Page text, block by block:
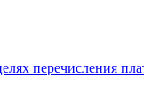
перечисления